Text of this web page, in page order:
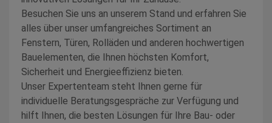
Besuchen Sie uns an unserem Stand und erfahren Sie
alles über unser umfangreiches Sortiment an
Fenstern, Türen, Rolläden und anderen hochwertigen
Bauelementen, die Ihnen höchsten Komfort,
Sicherheit und Energieeffizienz bieten.
Unser Expertenteam steht Ihnen gerne für
individuelle Beratungsgespräche zur Verfügung und
hilft Ihnen, die besten Lösungen für Ihre Bau- oder